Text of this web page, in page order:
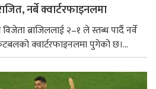
नर्बे क्वार्टरफाइनलमा
ब्राजिललाई २–१ ले स्तब्ध पार्दै नर्वे
क्वार्टरफाइनलमा पुगेको छ।...